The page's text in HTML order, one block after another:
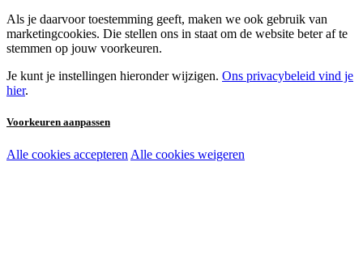
Als je daarvoor toestemming geeft, maken we ook gebruik van
marketingcookies. Die stellen ons in staat om de website beter af te
stemmen op jouw voorkeuren.
Je kunt je instellingen hieronder wijzigen. Ons privacybeleid vind je
hier.
Voorkeuren aanpassen
Noodzakelijke cookies:
Alle cookies accepteren Alle cookies weigeren